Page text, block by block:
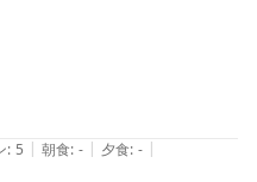
た違ってきますので、またの
ｔｅｉｈａｋｕ秩父長瀞
: 5 | 朝食: - | 夕食: - |